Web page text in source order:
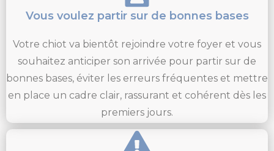
Vous voulez partir sur de bonnes bases
Votre chiot va bientôt rejoindre votre foyer et vous
souhaitez anticiper son arrivée pour partir sur de
bonnes bases, éviter les erreurs fréquentes et mettre
en place un cadre clair, rassurant et cohérent dès les
premiers jours.